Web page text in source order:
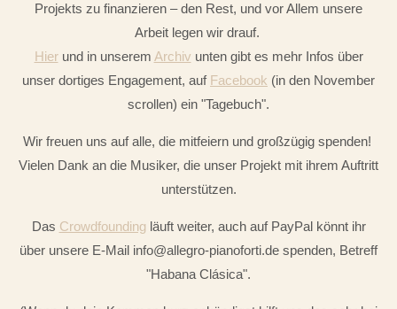
Projekts zu finanzieren – den Rest, und vor Allem unsere
Arbeit legen wir drauf.
Hierund in unserem Archiv unten gibt es mehr Infos über
unser dortiges Engagement, auf Facebook (in den November
scrollen) ein "Tagebuch".
Wir freuen uns auf alle, die mitfeiern und großzügig spenden!
Vielen Dank an die Musiker, die unser Projekt mit ihrem Auftritt
unterstützen.
Das Crowdfounding läuft weiter, auch auf PayPal könnt ihr
über unsere E-Mail info@allegro-pianoforti.de spenden, Betreff
"Habana Clásica".